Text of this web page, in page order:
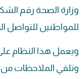
وزارة الصحة رقم
للمواطنين للتواصل
ويعمل هذا النظام
وتلقي الملاحظات